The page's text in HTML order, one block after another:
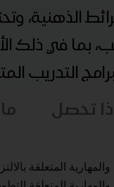
الذهنية،
بما في ذلك
التدريب
تحصل
المتعلقة